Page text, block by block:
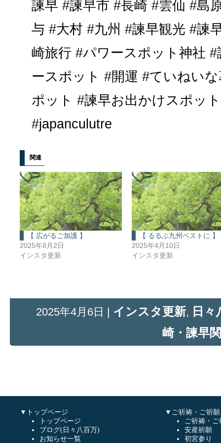
諫早 #諫早市 #長崎 #雲仙 #島
与 #大村 #九州 #諫早観光 #諫
崎旅行 #パワースポット神社
ースポット #開運 #ていねい
ポット #諫早お出かけスポッ
#japanculutre
関連
【 広がるご加護 】
2025年8月2日
インスタ更新
【 るるぶ九州ベストに 】
2025年4月10日
インスタ更新
2025年4月6日 | インスタ更新, 日々
崎・諫早
▼トップページ
トップページ
ブログ(日々八百万)
お知らせ一覧
▼ご祈祷・ご祈願
ご祈祷・
安産祈願
初宮参り